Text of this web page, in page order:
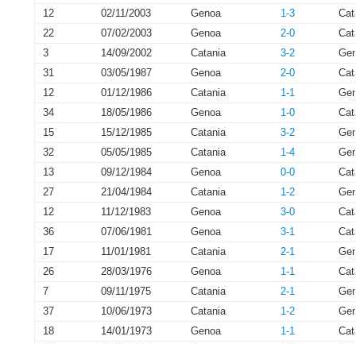
12
02/11/2003 Genoa 1-3
22
07/02/2003 Genoa 2-0
3
14/09/2002 Catania 3-2
31
03/05/1987 Genoa 2-0
12
01/12/1986 Catania 1-1
34
18/05/1986 Genoa 1-0
15
15/12/1985 Catania 3-2
32
05/05/1985 Catania 1-4
13
09/12/1984 Genoa 0-0
27
21/04/1984 Catania 1-2
12
11/12/1983 Genoa 3-0
36
07/06/1981 Genoa 3-1
17
11/01/1981 Catania 2-1
26
28/03/1976 Genoa 1-1
7
09/11/1975 Catania 2-1
37
10/06/1973 Catania 1-2
18
14/01/1973 Genoa 1-1